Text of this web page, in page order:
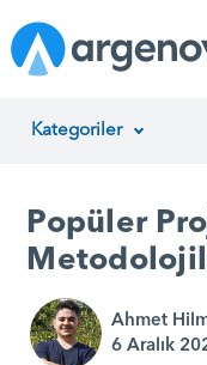
Kategoriler
Argenova
Yazılım Geliştirme
Girişimcilik
Popüler
Ahmet
6 Aralık